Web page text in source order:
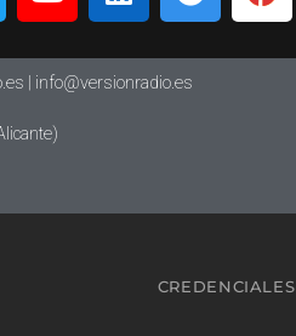
| info@versionradio.es
CREDENCIALES